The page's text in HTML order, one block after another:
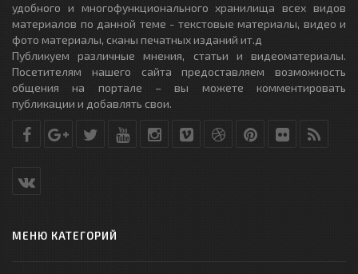
удобного и многофункционального хранилища всех видов
материалов по данной теме - текстовые материалы, видео и
фото материалы, сканы печатных изданий ит.д
Публикуем различные мнения, статьи и видеоматериалы.
Посетителям нашего сайта предоставляем возможность
общения на портале – вы можете комментировать
публикации и добавлять свои.
МЕНЮ КАТЕГОРИЙ